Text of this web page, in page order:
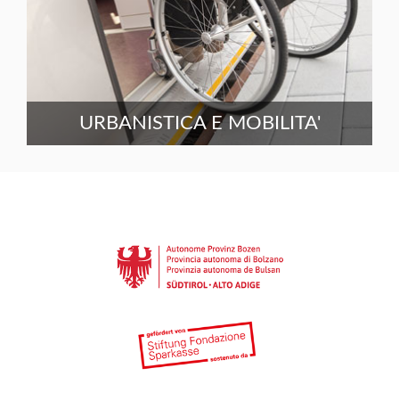
URBANISTICA E MOBILITA'